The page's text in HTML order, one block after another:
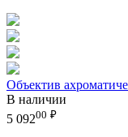
Объектив
В наличии
5 09200 ₽